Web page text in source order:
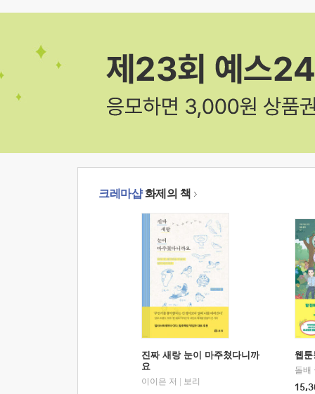
크레마샵화제의 책
진짜 새랑 눈이 마주쳤다니까
요
이이은 저
보리
웹
돌배